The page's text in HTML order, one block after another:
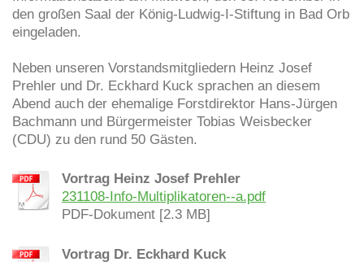
den großen Saal der König-Ludwig-I-Stiftung in Bad Orb
eingeladen.
Neben unseren Vorstandsmitgliedern Heinz Josef
Prehler und Dr. Eckhard Kuck sprachen an diesem
Abend auch der ehemalige Forstdirektor Hans-Jürgen
Bachmann und Bürgermeister Tobias Weisbecker
(CDU) zu den rund 50 Gästen.
Vortrag Heinz Josef Prehler
231108-Info-Multiplikatoren--a.pdf
PDF-Dokument [2.3 MB]
Vortrag Dr. Eckhard Kuck